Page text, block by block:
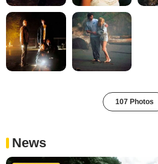
107 Photos
News